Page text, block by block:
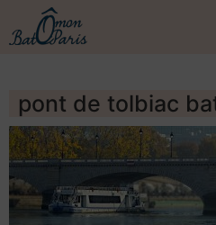
pont de tolbiac